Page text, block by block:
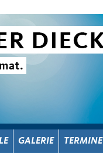
GALERIE TERMINE